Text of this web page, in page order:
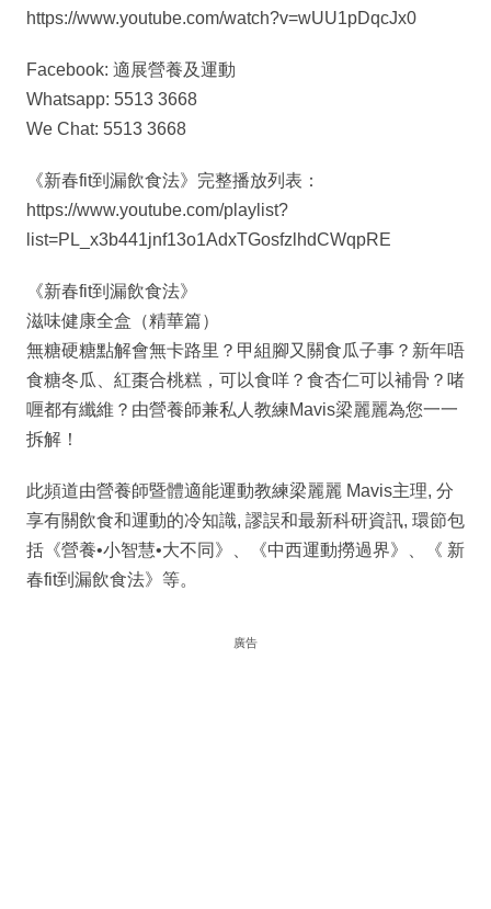
https://www.youtube.com/watch?v=wUU1pDqcJx0
Facebook: 適展營養及運動
Whatsapp: 5513 3668
We Chat: 5513 3668
《新春fit到漏飲食法》完整播放列表：
https://www.youtube.com/playlist?
list=PL_x3b441jnf13o1AdxTGosfzlhdCWqpRE
《新春fit到漏飲食法》
滋味健康全盒（精華篇）
無糖硬糖點解會無卡路里？甲組腳又關食瓜子事？新年唔
食糖冬瓜、紅棗合桃糕，可以食咩？食杏仁可以補骨？啫
喱都有纖維？由營養師兼私人教練Mavis梁麗麗為您一一
拆解！
此頻道由營養師暨體適能運動教練梁麗麗 Mavis主理, 分
享有關飲食和運動的冷知識, 謬誤和最新科研資訊, 環節包
括《營養•小智慧•大不同》、《中西運動撈過界》、《 新
春fit到漏飲食法》等。
廣告